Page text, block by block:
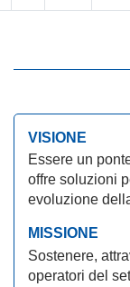
VISIONE
Essere un
offre soluzioni
evoluzione
MISSIONE
Sostenere,
operatori del